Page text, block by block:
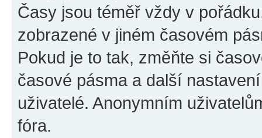
Časy jsou téměř vždy v
zobrazené v jiném časovém
Pokud je to tak, změňte si
časové pásma a další
uživatelé. Anonymním
fóra.